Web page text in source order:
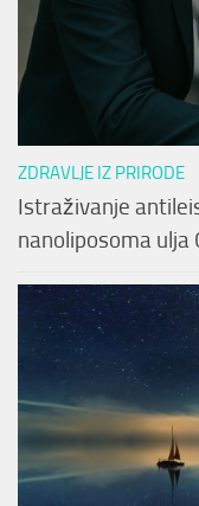
ZDRAVLJE IZ PRIRODE
Istraživanje
nanoliposoma